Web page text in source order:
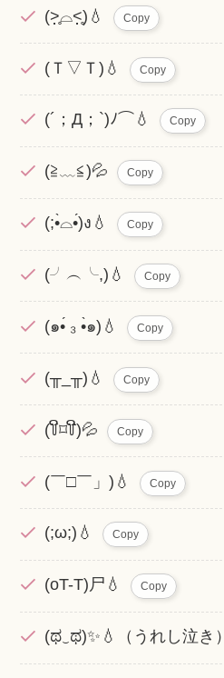
(˃̣̣̥⌓˂̣̣̥)💧 Copy
(Ｔ▽Ｔ)💧 Copy
(´；Д；`)ﾉ⌒💧 Copy
(≧﹏≦)💦 Copy
(;•̀⌓•́)ง💧 Copy
(╯︵╰,)💧 Copy
(๑•́ ₃ •̀๑)💧 Copy
(╥_╥)💧 Copy
(꒦ິ⌑꒦ີ)💦 Copy
(￣□￣」)💧 Copy
(;ω;)💧 Copy
(oT-T)尸💧 Copy
(ಥ‿ಥ)✨💧（うれし泣き）